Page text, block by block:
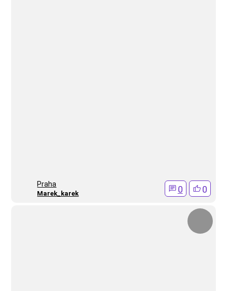
Praha
Marek_karek 0 0